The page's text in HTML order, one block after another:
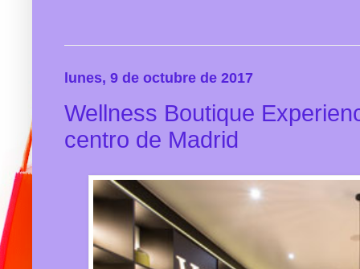
lunes, 9 de octubre de 2017
Wellness Boutique
centro de Madrid